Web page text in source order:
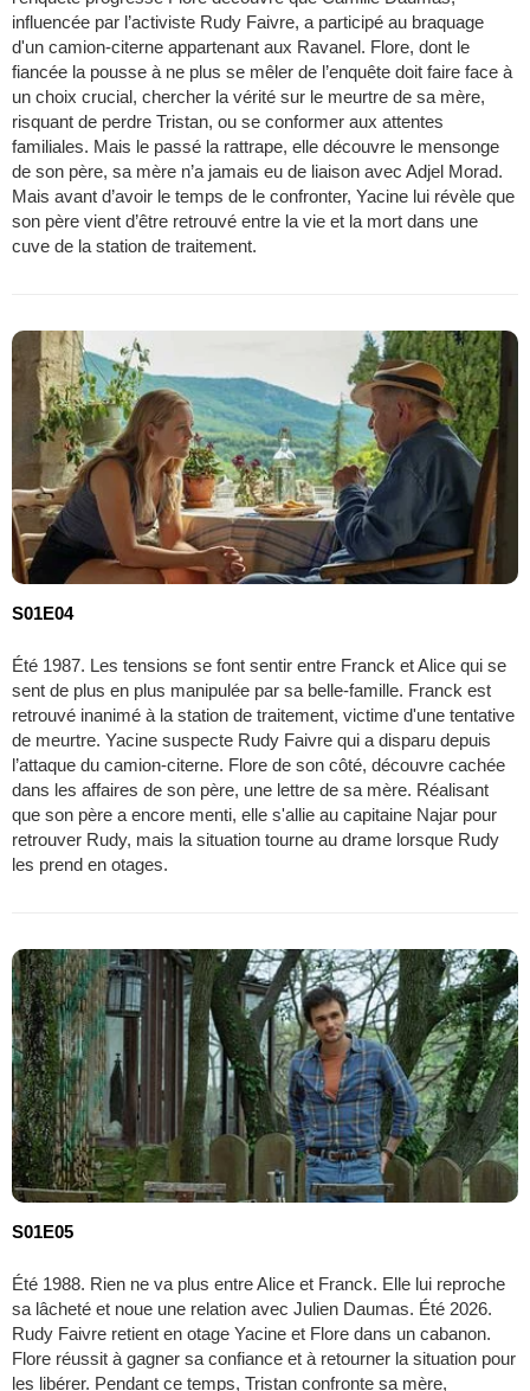
influencée par l’activiste Rudy Faivre, a participé au braquage
d'un camion-citerne appartenant aux Ravanel. Flore, dont le
fiancée la pousse à ne plus se mêler de l’enquête doit faire face à
un choix crucial, chercher la vérité sur le meurtre de sa mère,
risquant de perdre Tristan, ou se conformer aux attentes
familiales. Mais le passé la rattrape, elle découvre le mensonge
de son père, sa mère n’a jamais eu de liaison avec Adjel Morad.
Mais avant d’avoir le temps de le confronter, Yacine lui révèle que
son père vient d’être retrouvé entre la vie et la mort dans une
cuve de la station de traitement.
S01E04
Été 1987. Les tensions se font sentir entre Franck et Alice qui se
sent de plus en plus manipulée par sa belle-famille. Franck est
retrouvé inanimé à la station de traitement, victime d'une tentative
de meurtre. Yacine suspecte Rudy Faivre qui a disparu depuis
l’attaque du camion-citerne. Flore de son côté, découvre cachée
dans les affaires de son père, une lettre de sa mère. Réalisant
que son père a encore menti, elle s'allie au capitaine Najar pour
retrouver Rudy, mais la situation tourne au drame lorsque Rudy
les prend en otages.
S01E05
Été 1988. Rien ne va plus entre Alice et Franck. Elle lui reproche
sa lâcheté et noue une relation avec Julien Daumas. Été 2026.
Rudy Faivre retient en otage Yacine et Flore dans un cabanon.
Flore réussit à gagner sa confiance et à retourner la situation pour
les libérer. Pendant ce temps, Tristan confronte sa mère,